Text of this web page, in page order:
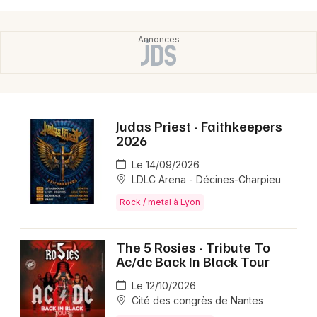
electro, et une écriture qui explore les contradictions
de leur génération créent un live authentique.
Judas Priest - Faithkeepers
2026
Le 14/09/2026
LDLC Arena - Décines-Charpieu
Rock / metal à Lyon
The 5 Rosies - Tribute To
Ac/dc Back In Black Tour
Le 12/10/2026
Cité des congrès de Nantes